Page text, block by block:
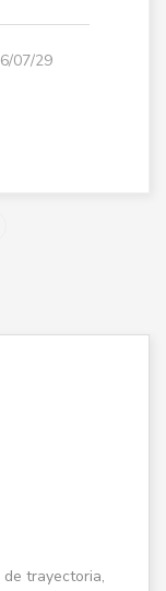
07/29
trayectoria,